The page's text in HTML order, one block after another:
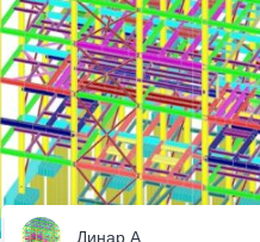
Динар А